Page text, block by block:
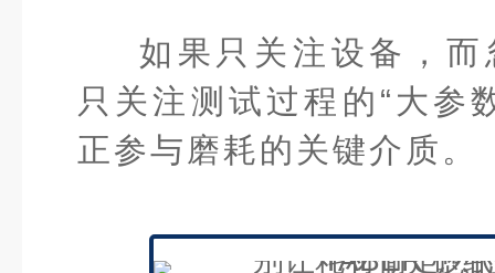
如果只关注设备，
只关注测试过程的“大参
正参与磨耗的关键介质。